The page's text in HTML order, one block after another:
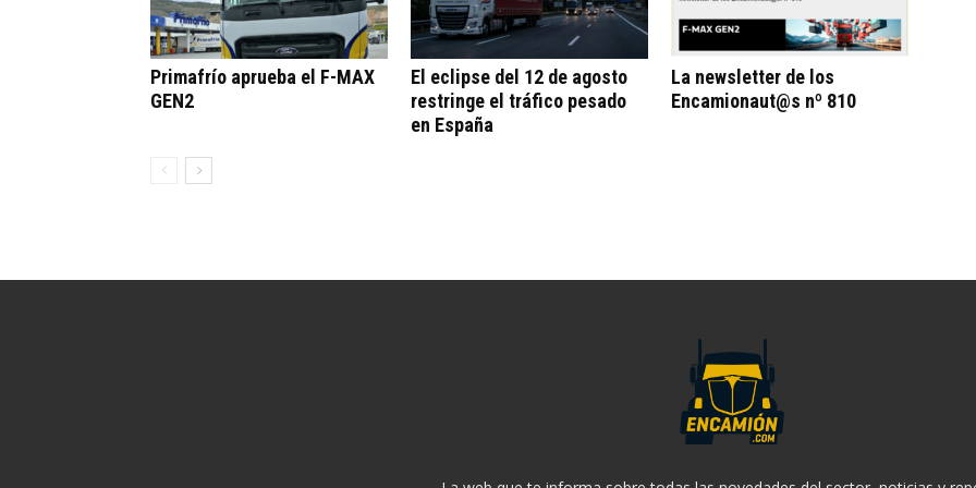
Primafrío aprueba el F-MAX
GEN2
El eclipse del 12 de agosto
restringe el tráfico pesado
en España
La newsletter de los
Encamionaut@s nº 810